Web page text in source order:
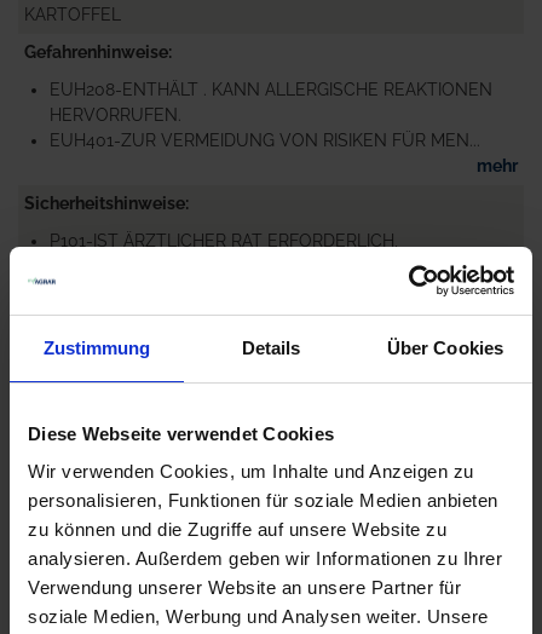
Zustimmung Details Über Cookies
Diese Webseite verwendet Cookies
Wir verwenden Cookies, um Inhalte und Anzeigen zu
personalisieren, Funktionen für soziale Medien anbieten
zu können und die Zugriffe auf unsere Website zu
analysieren. Außerdem geben wir Informationen zu Ihrer
Verwendung unserer Website an unsere Partner für
soziale Medien, Werbung und Analysen weiter. Unsere
KARTOFFEL
Gefahrenhinweise
EUH208-ENTHÄLT . KANN ALLERGISCHE REAKTIONEN
HERVORRUFEN.
EUH401-ZUR VERMEIDUNG VON RISIKEN FÜR MEN...
mehr
Sicherheitshinweise
P101-IST ÄRZTLICHER RAT ERFORDERLICH,
VERPACKUNG ODER KENNZEICHNUNGSETIKETT
P102-DARF...
mehr
Empfohlene Produkte